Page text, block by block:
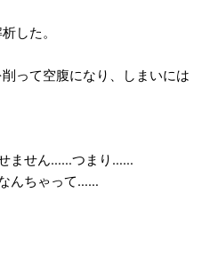
した。
って空腹になり、しまいには
ません……つまり……
んちゃって……